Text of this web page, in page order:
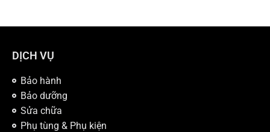
DỊCH VỤ
Bảo hành
Bảo dưỡng
Sửa chữa
Phụ tùng & Phụ kiện